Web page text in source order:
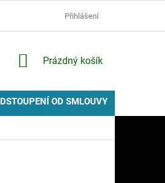
ZÁSADY POUŽÍVÁNÍ COOKIES
Přihlášení
NÁKUPNÍ
Prázdný košík
OD SMLOUVY